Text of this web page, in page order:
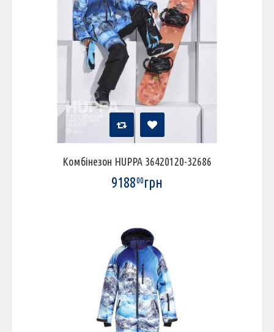
Комбінезон HUPPA 36420120-32686
918800грн